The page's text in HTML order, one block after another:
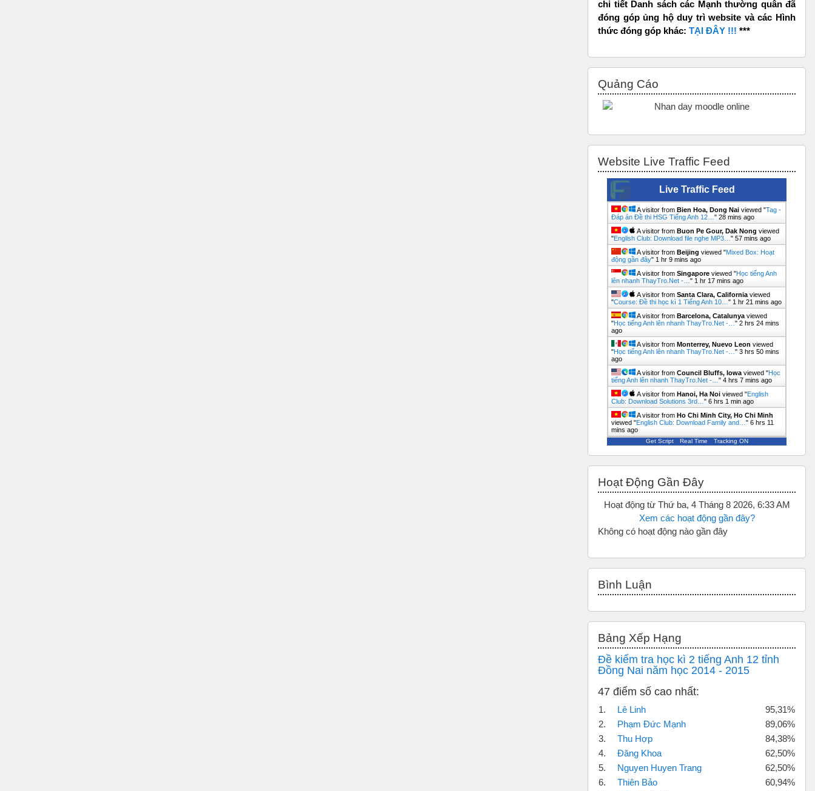
chi tiết Danh sách các Mạnh thường quân đã
đóng góp ủng hộ duy trì website và các Hình
thức đóng góp khác: TẠI ĐÂY !!! ***
Quảng Cáo
Website Live Traffic Feed
Live Traffic Feed
A visitor from Bien Hoa, Dong Nai viewed "Tag -
Đáp án Đề thi HSG Tiếng Anh 12… " 28 mins ago
A visitor from Buon Pe Gour, Dak Nong viewed
"English Club: Download file nghe MP3… " 57 mins ago
A visitor from Beijing viewed "Mixed Box: Hoạt
động gần đây" 1 hr 9 mins ago
A visitor from Singapore viewed "Học tiếng Anh
lên nhanh ThayTro.Net -… " 1 hr 17 mins ago
A visitor from Santa Clara, California viewed
"Course: Đề thi học kì 1 Tiếng Anh 10… " 1 hr 21 mins ago
A visitor from Barcelona, Catalunya viewed
"Học tiếng Anh lên nhanh ThayTro.Net -… " 2 hrs 24 mins
ago
A visitor from Monterrey, Nuevo Leon viewed
"Học tiếng Anh lên nhanh ThayTro.Net -… " 3 hrs 50 mins
ago
A visitor from Council Bluffs, Iowa viewed "Học
tiếng Anh lên nhanh ThayTro.Net -… " 4 hrs 7 mins ago
A visitor from Hanoi, Ha Noi viewed "English
Club: Download Solutions 3rd… " 6 hrs 1 min ago
A visitor from Ho Chi Minh City, Ho Chi Minh
viewed "English Club: Download Family and… " 6 hrs 11
mins ago
Get Script Real Time Tracking ON
Hoạt Động Gần Đây
Hoạt động từ Thứ ba, 4 Tháng 8 2026, 6:33 AM
Xem các hoạt động gần đây?
Không có hoạt động nào gần đây
Bình Luận
Bảng Xếp Hạng
Đề kiểm tra học kì 2 tiếng Anh 12 tỉnh
Đồng Nai năm học 2014 - 2015
47 điểm số cao nhất:
1. Lê Linh
95,31%
2.
Phạm Đức Mạnh
89,06%
3.
Thu Hợp
84,38%
4.
Đăng Khoa
62,50%
5.
Nguyen Huyen Trang
62,50%
6.
Thiên Bảo
60,94%